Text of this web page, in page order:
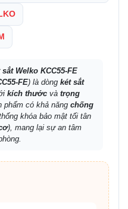
sắt Welko KCC55-FE
FE) là dòng két sắt
kích thước và trọng
phẩm có khả năng chống
khóa bảo mật tối tân
), mang lại sự an tâm